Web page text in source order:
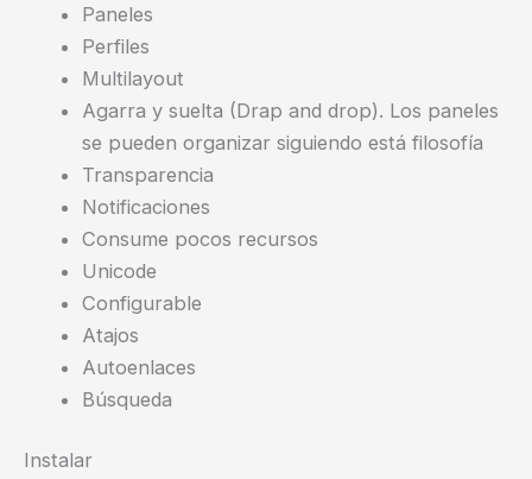
Paneles
Perfiles
Multilayout
Agarra y suelta (Drap and drop). Los paneles
se pueden organizar siguiendo está filosofía
Transparencia
Notificaciones
Consume pocos recursos
Unicode
Configurable
Atajos
Autoenlaces
Búsqueda
Instalar